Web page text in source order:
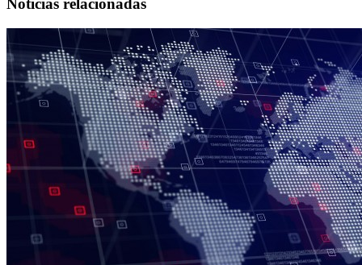
Noticias relacionadas